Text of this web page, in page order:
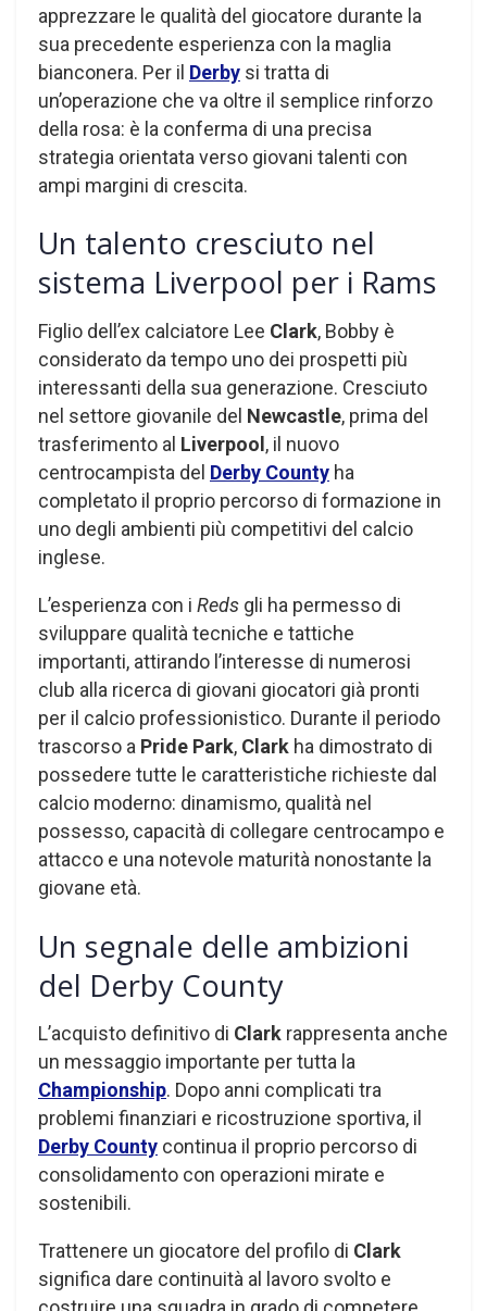
apprezzare le qualità del giocatore durante la
sua precedente esperienza con la maglia
bianconera. Per il Derby si tratta di
un’operazione che va oltre il semplice rinforzo
della rosa: è la conferma di una precisa
strategia orientata verso giovani talenti con
ampi margini di crescita.
Un talento cresciuto nel
sistema Liverpool per i Rams
Figlio dell’ex calciatore Lee Clark, Bobby è
considerato da tempo uno dei prospetti più
interessanti della sua generazione. Cresciuto
nel settore giovanile del Newcastle, prima del
trasferimento al Liverpool , il nuovo
centrocampista del Derby County ha
completato il proprio percorso di formazione in
uno degli ambienti più competitivi del calcio
inglese.
L’esperienza con i Reds gli ha permesso di
sviluppare qualità tecniche e tattiche
importanti, attirando l’interesse di numerosi
club alla ricerca di giovani giocatori già pronti
per il calcio professionistico. Durante il periodo
trascorso a Pride Park, Clark ha dimostrato di
possedere tutte le caratteristiche richieste dal
calcio moderno: dinamismo, qualità nel
possesso, capacità di collegare centrocampo e
attacco e una notevole maturità nonostante la
giovane età.
Un segnale delle ambizioni
del Derby County
L’acquisto definitivo di Clark rappresenta anche
un messaggio importante per tutta la
Championship. Dopo anni complicati tra
problemi finanziari e ricostruzione sportiva, il
Derby County continua il proprio percorso di
consolidamento con operazioni mirate e
sostenibili.
Trattenere un giocatore del profilo di Clark
significa dare continuità al lavoro svolto e